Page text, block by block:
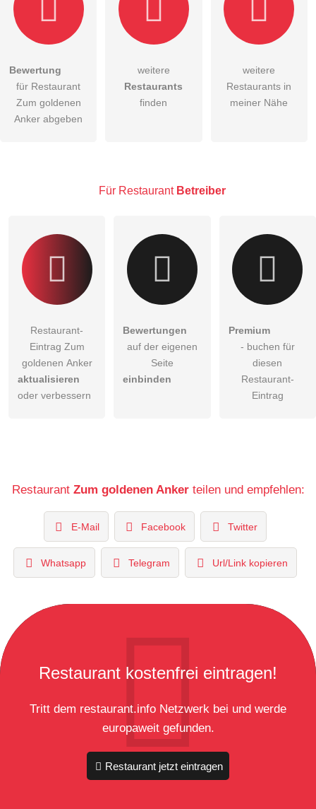
Hiermit akzeptiere ich dieAGB
DieDatenschutzerklärung habe ich zur Kenntnis genommen.
Besucher sichtbar.
Bewertung
für Restaurant
Zum goldenen
Anker abgeben
weitere
Restaurants
finden
weitere
Restaurants in
meiner Nähe
Für Restaurant Betreiber
Restaurant-
Eintrag Zum
goldenen Anker
aktualisieren
oder verbessern
Bewertungen
auf der eigenen
Seite
einbinden
Premium
- buchen für
diesen
Restaurant-
Eintrag
Restaurant Zum goldenen Ankerteilen und empfehlen:
E-Mail Facebook Twitter
Whatsapp Telegram Url/Link kopieren
Restaurant kostenfrei eintragen!
Tritt dem restaurant.info Netzwerk bei und werde
europaweit gefunden.
Restaurant jetzt eintragen